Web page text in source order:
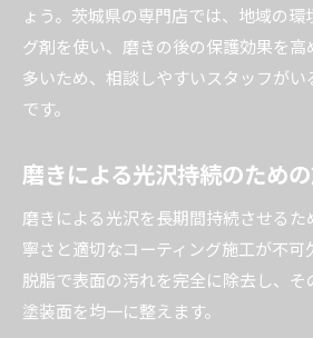
ょう。茨城県の専門店では、地域の
グ剤を使い、磨きの後の保護効果を
多いため、相談しやすいスタッフが
です。
磨きによる光沢持続のため
磨きによる光沢を長期間持続させる
寧さと適切なコーティング施工が不可
脱脂で表面の汚れを完全に除去し、
塗装面を均一に整えます。